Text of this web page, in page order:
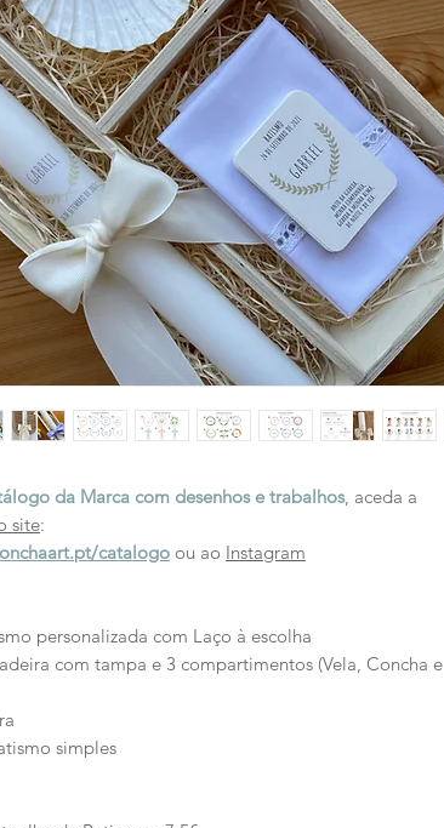
da Marca com desenhos e trabalhos, aceda a
site:
catalogo ou ao Instagram
personalizada com Laço à escolha
com tampa e 3 compartimentos (Vela, Concha e
simples